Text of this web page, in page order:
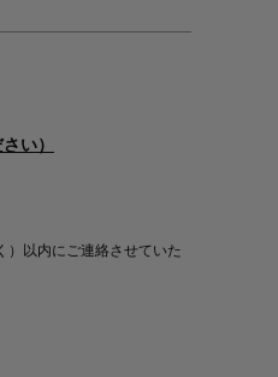
い）
）以内にご連絡させていた